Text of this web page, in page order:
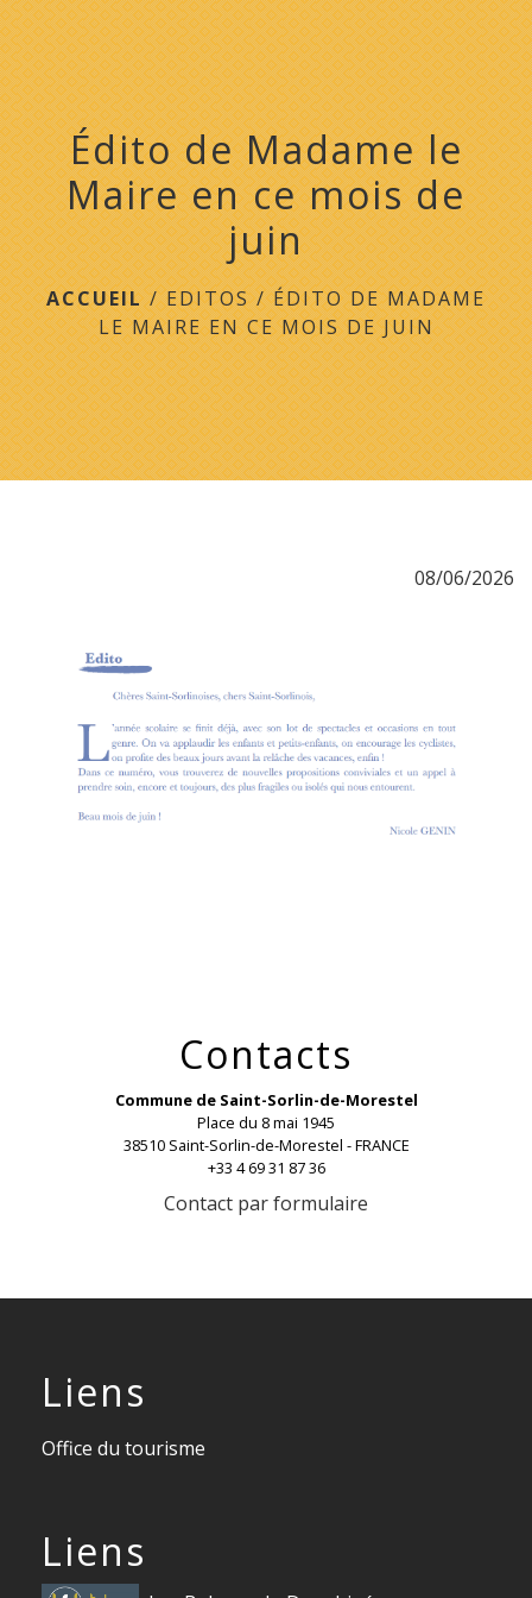
menu
Édito de Madame le
Maire en ce mois de
juin
ACCUEIL/EDITOS/ÉDITO DE MADAME
LE MAIRE EN CE MOIS DE JUIN
08/06/2026
Contacts
Commune de Saint-Sorlin-de-Morestel
Place du 8 mai 1945
38510 Saint-Sorlin-de-Morestel - FRANCE
+33 4 69 31 87 36
Contact par formulaire
Liens
Office du tourisme
Liens